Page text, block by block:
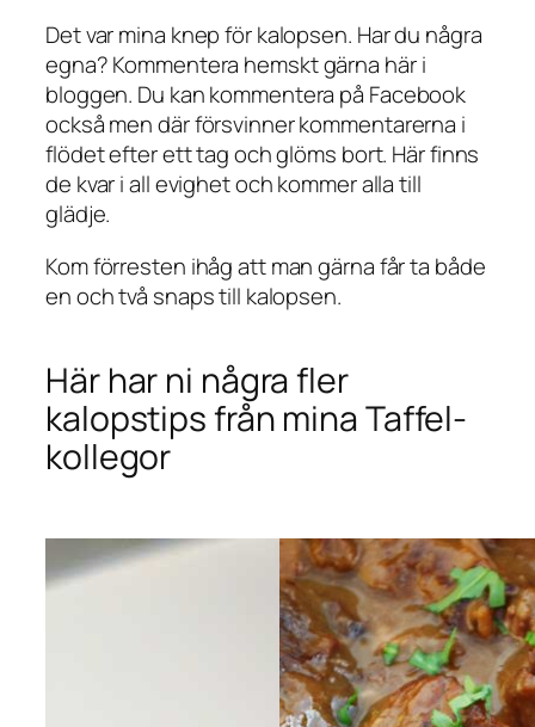
Det var mina knep för kalopsen. Har du några
egna? Kommentera hemskt gärna här i
bloggen. Du kan kommentera på Facebook
också men där försvinner kommentarerna i
flödet efter ett tag och glöms bort. Här finns
de kvar i all evighet och kommer alla till
glädje.
Kom förresten ihåg att man gärna får ta både
en och två snaps till kalopsen.
Här har ni några fler
kalopstips från mina Taffel-
kollegor